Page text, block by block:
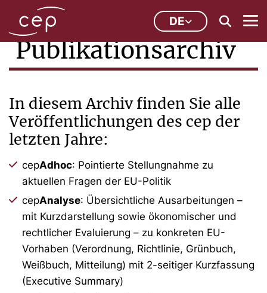
DE
Publikationsarchiv
In diesem Archiv finden Sie alle
Veröffentlichungen des cep der
letzten Jahre:
cepAdhoc: Pointierte Stellungnahme zu
aktuellen Fragen der EU-Politik
cepAnalyse: Übersichtliche Ausarbeitungen –
mit Kurzdarstellung sowie ökonomischer und
rechtlicher Evaluierung – zu konkreten EU-
Vorhaben (Verordnung, Richtlinie, Grünbuch,
Weißbuch, Mitteilung) mit 2-seitiger Kurzfassung
(Executive Summary)